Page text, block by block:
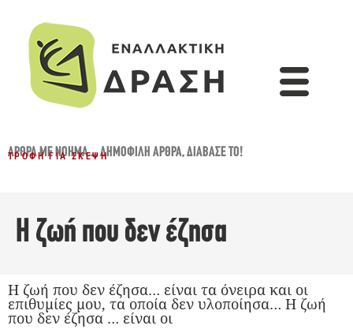
ΆΡΘΡΑ ΜΕ ΝΌΗΜΑ...,ΔΗΜΟΦΙΛΉ ΆΡΘΡΑ,ΔΙΆΒΑΣΈ ΤΟ!
ΤΡΟΦΉ ΓΙΑ ΣΚΈΨΗ
Η ζωή που δεν έζησα
Η ζωή που δεν έζησα… είναι τα όνειρα και οι
επιθυμίες μου, τα οποία δεν υλοποίησα… Η ζωή
που δεν έζησα … είναι οι